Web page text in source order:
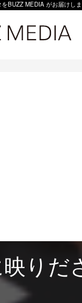
BUZZ MEDIA がお届けしま
りだ